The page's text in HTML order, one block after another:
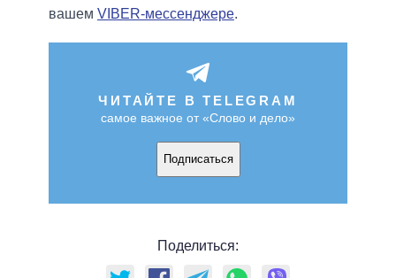
вашем VIBER-мессенджере.
ЧИТАЙТЕ В TELEGRAM
самое важное от «Слово и дело»
Подписаться
Поделиться: